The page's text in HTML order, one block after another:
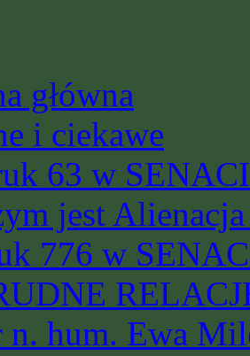
główna
i ciekawe
63 w
jest
776 w
n. hum. Ewa